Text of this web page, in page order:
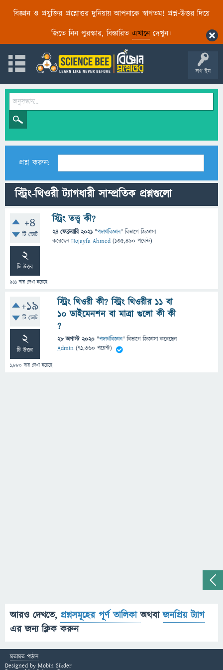
বিজ্ঞান ও প্রযুক্তির প্রশ্নোত্তর দুনিয়ায় আপনাকে স্বাগতম! প্রশ্ন-উত্তর দিয়ে
জিতে নিন পুরস্কার, বিস্তারিত এখানেদেখুন।
লগ ইন
প্রশ্ন করুন:
স্ট্রিং-থিওরী ট্যাগধারী সাম্প্রতিক প্রশ্নগুলো
+4
টি ভোট
2
টি উত্তর
911 বার দেখা হয়েছে
স্ট্রিং তত্ত্ব কী?
24 ফেব্রুয়ারি 2021 "পদার্থবিজ্ঞান" বিভাগে জিজ্ঞাসা
করেছেনHojayfa Ahmed (135,490 পয়েন্ট)
+19
টি ভোট
2
টি উত্তর
1,880 বার দেখা হয়েছে
স্ট্রিং থিওরী কী? স্ট্রিং থিওরীর ১১ বা
১০ ডাইমেনশন বা মাত্রা গুলো কী কী
?
28 অগাস্ট 2020 "পদার্থবিজ্ঞান" বিভাগে জিজ্ঞাসাকরেছেন
Admin (71,360 পয়েন্ট)
আরও দেখতে, প্রশ্নসমূহের পূর্ণ তালিকাঅথবাজনপ্রিয় ট্যাগ
এর জন্য ক্লিক করুন
মতামত পাঠান
Designed by Mobin Sikder